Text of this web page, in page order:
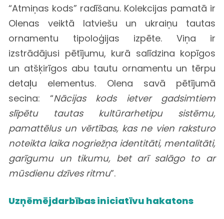
“Atmiņas kods” radīšanu. Kolekcijas pamatā ir
Olenas veiktā latviešu un ukraiņu tautas
ornamentu tipoloģijas izpēte. Viņa ir
izstrādājusi pētījumu, kurā salīdzina kopīgos
un atšķirīgos abu tautu ornamentu un tērpu
detaļu elementus. Olena savā pētījumā
secina: “Nācijas kods ietver gadsimtiem
slīpētu tautas kultūrarhetipu sistēmu,
pamattēlus un vērtības, kas ne vien raksturo
noteikta laika nogriežņa identitāti, mentalitāti,
garīgumu un tikumu, bet arī salāgo to ar
mūsdienu dzīves ritmu”.
Uzņēmējdarbības iniciatīvu hakatons